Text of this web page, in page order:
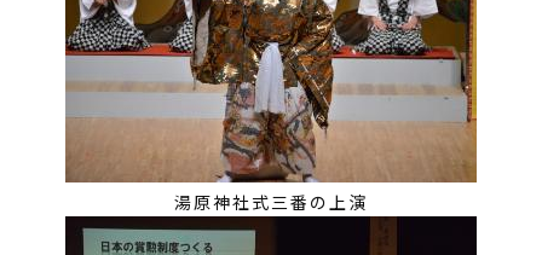
湯原神社式三番の上演